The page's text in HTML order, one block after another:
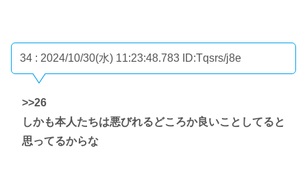
34 : 2024/10/30(水) 11:23:48.783 ID:Tqsrs/j8e
>>26
しかも本人たちは悪びれるどころか良いことしてると
思ってるからな